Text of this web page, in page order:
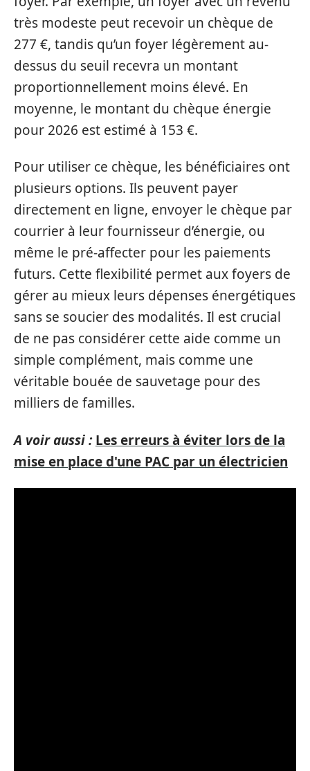
très modeste peut recevoir un chèque de
277 €, tandis qu’un foyer légèrement au-
dessus du seuil recevra un montant
proportionnellement moins élevé. En
moyenne, le montant du chèque énergie
pour 2026 est estimé à 153 €.
Pour utiliser ce chèque, les bénéficiaires ont
plusieurs options. Ils peuvent payer
directement en ligne, envoyer le chèque par
courrier à leur fournisseur d’énergie, ou
même le pré-affecter pour les paiements
futurs. Cette flexibilité permet aux foyers de
gérer au mieux leurs dépenses énergétiques
sans se soucier des modalités. Il est crucial
de ne pas considérer cette aide comme un
simple complément, mais comme une
véritable bouée de sauvetage pour des
milliers de familles.
A voir aussi : Les erreurs à éviter lors de la
mise en place d'une PAC par un électricien